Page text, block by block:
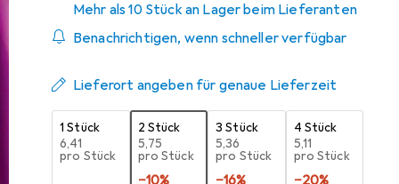
Mehr als 10 Stück an Lager beim Lieferanten
Benachrichtigen, wenn schneller verfügbar
Lieferort angeben für genaue Lieferzeit
1 Stück
EUR
6,41
pro Stück
2 Stück
EUR
5,75
pro Stück
−10%
3 Stück
EUR
5,36
pro Stück
−16%
4 Stück
EUR
5,11
pro Stück
−20%